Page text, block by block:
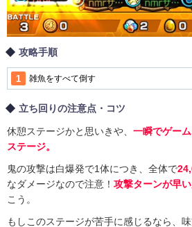
攻略手順
雑魚をすべて倒す
立ち回りの注意点・コツ
休憩ステージかと思いきや、 一瞬でゲー
ステージ。
鬼の攻撃は白爆発で1体につき、全体で
なダメージなので注意！ 攻撃ターンが早
こう。
もしこのステージが苦手に感じるなら、